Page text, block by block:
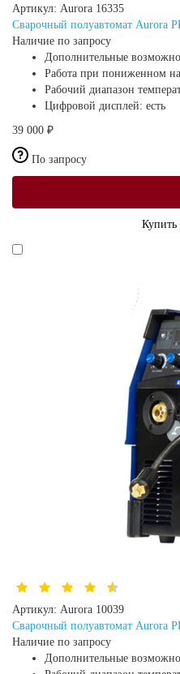
Артикул: Aurora 16335
Сварочный полуавтомат Aurora
Наличие по запросу
Дополнительные
Работа при пониженном
Рабочий диапазон
Цифровой дисплей: есть
39 000 ₽
По запросу
Купить
Артикул: Aurora 10039
Сварочный полуавтомат Aurora
Наличие по запросу
Дополнительные